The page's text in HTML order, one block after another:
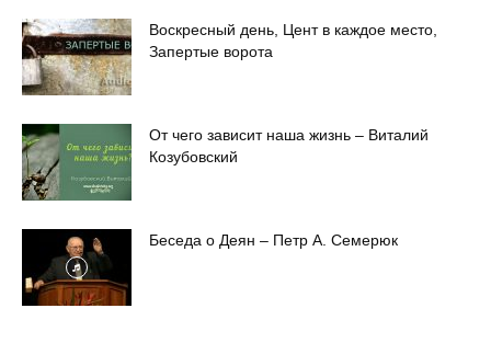
Воскресный день, Цент в каждое место,
Запертые ворота
От чего зависит наша жизнь – Виталий
Козубовский
Беседа о Деян – Петр А. Семерюк